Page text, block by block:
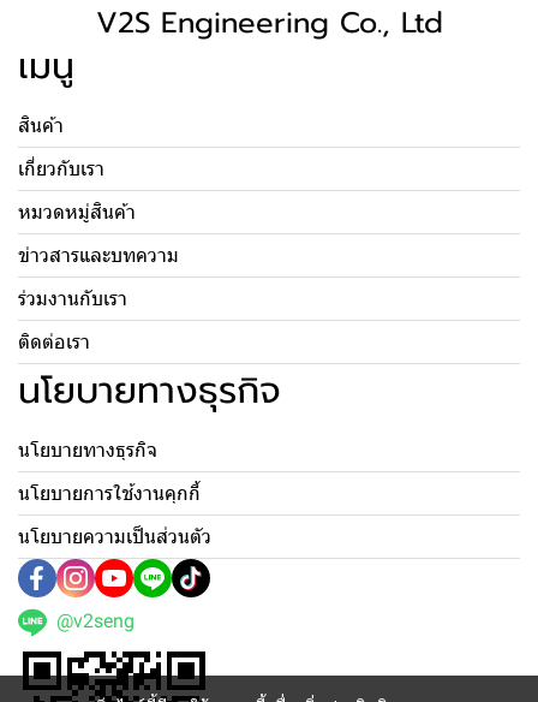
V2S Engineering Co., Ltd
เมนู
สินค้า
เกี่ยวกับเรา
หมวดหมู่สินค้า
ข่าวสารและบทความ
ร่วมงานกับเรา
ติดต่อเรา
นโยบายทางธุรกิจ
นโยบายทางธุรกิจ
นโยบายการใช้งานคุกกี้
นโยบายความเป็นส่วนตัว
@v2seng